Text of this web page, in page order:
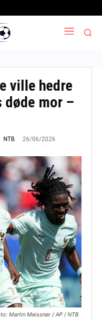
ville hedre
mor –
NTB 26/06/2026
Martin Meissner / AP / NTB